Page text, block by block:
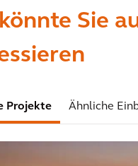
Sie
Projekte Ähnliche